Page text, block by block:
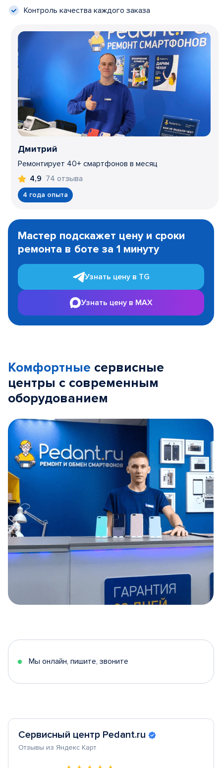
Контроль качества каждого заказа
Дмитрий
Ремонтирует 40+ смартфонов в месяц
4,9 74 отзыва
4 года опыта
1
Мастер подскажет цену и сроки
ремонта в боте за 1 минуту
Узнать цену в TG
Узнать цену в MAX
Комфортные сервисные
центры с современным
оборудованием
5
Мы онлайн, пишите, звоните
Сервисный центр Pedant.ru
Отзывы из Яндекс Карт